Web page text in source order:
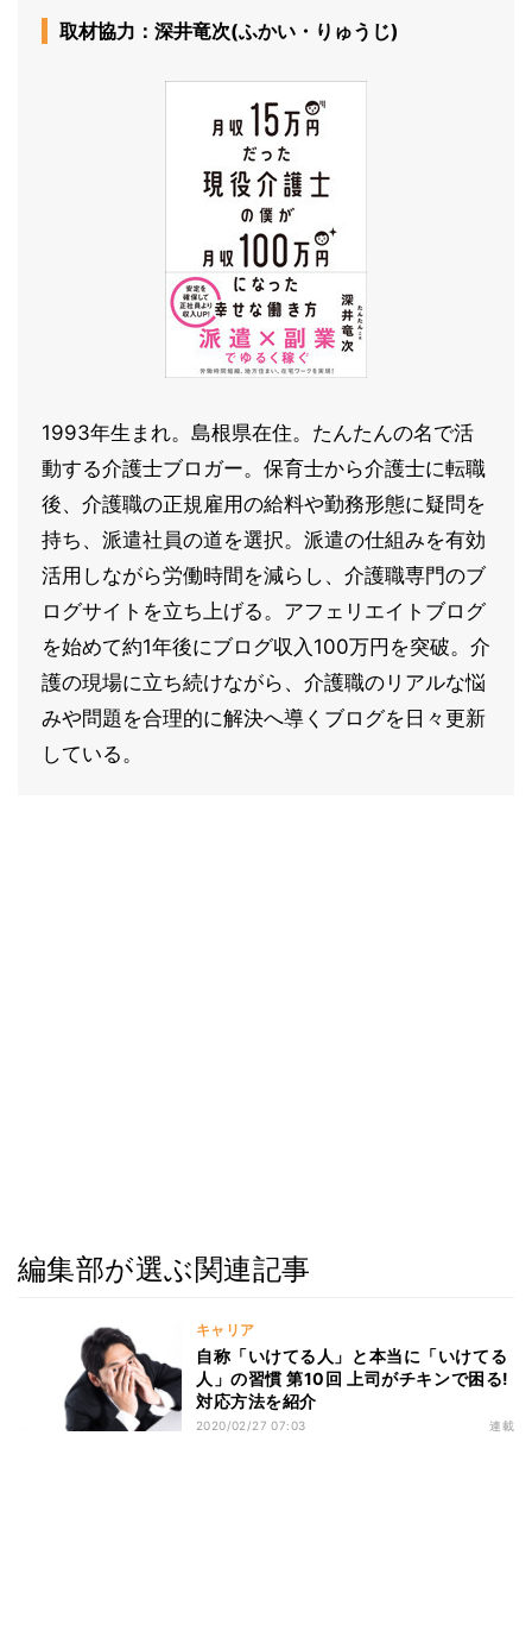
取材協力：深井竜次(ふかい・りゅうじ)
1993年生まれ。島根県在住。たんたんの名で活
動する介護士ブロガー。保育士から介護士に転職
後、介護職の正規雇用の給料や勤務形態に疑問を
持ち、派遣社員の道を選択。派遣の仕組みを有効
活用しながら労働時間を減らし、介護職専門のブ
ログサイトを立ち上げる。アフェリエイトブログ
を始めて約1年後にブログ収入100万円を突破。介
護の現場に立ち続けながら、介護職のリアルな悩
みや問題を合理的に解決へ導くブログを日々更新
している。
編集部が選ぶ関連記事
キャリア
自称「いけてる人」と本当に「いけてる
人」の習慣 第10回 上司がチキンで困る!
対応方法を紹介
2020/02/27 07:03 連載